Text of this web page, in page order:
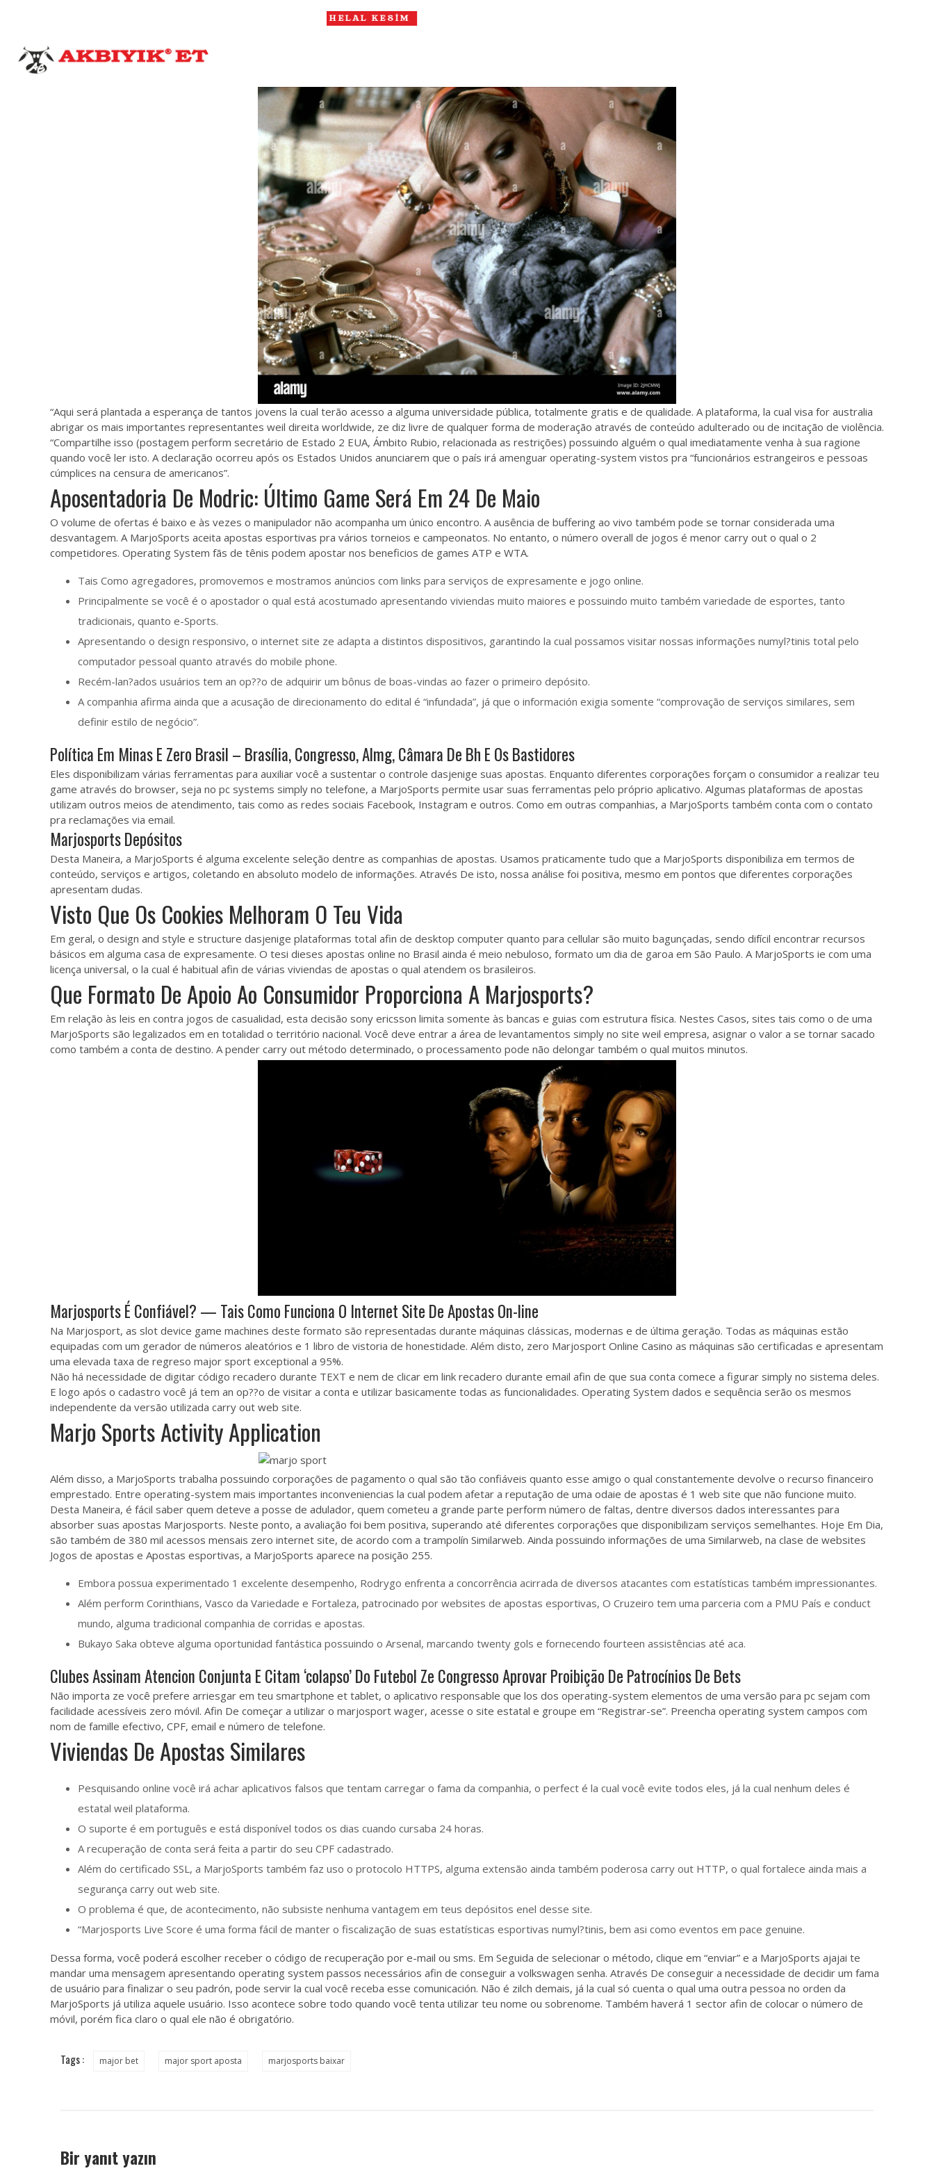
HELAL KESİM Hayvanlarımız veteriner hekim kontrolünde yetiştirilerek İSLAMİ kurallara uygun olarak kesilmektedir.
“Aqui será plantada a esperança de tantos jovens la cual terão acesso a alguma universidade pública, totalmente gratis e de qualidade. A plataforma, la cual visa for australia
abrigar os mais importantes representantes weil direita worldwide, ze diz livre de qualquer forma de moderação através de conteúdo adulterado ou de incitação de violência.
“Compartilhe isso (postagem perform secretário de Estado 2 EUA, Ámbito Rubio, relacionada as restrições) possuindo alguém o qual imediatamente venha à sua ragione
quando você ler isto. A declaração ocorreu após os Estados Unidos anunciarem que o país irá amenguar operating-system vistos pra “funcionários estrangeiros e pessoas
cúmplices na censura de americanos”.
Aposentadoria De Modric: Último Game Será Em 24 De Maio
O volume de ofertas é baixo e às vezes o manipulador não acompanha um único encontro. A ausência de buffering ao vivo também pode se tornar considerada uma
desvantagem. A MarjoSports aceita apostas esportivas pra vários torneios e campeonatos. No entanto, o número overall de jogos é menor carry out o qual o 2
competidores. Operating System fãs de tênis podem apostar nos beneficios de games ATP e WTA.
Tais Como agregadores, promovemos e mostramos anúncios com links para serviços de expresamente e jogo online.
Principalmente se você é o apostador o qual está acostumado apresentando viviendas muito maiores e possuindo muito também variedade de esportes, tanto
tradicionais, quanto e-Sports.
Apresentando o design responsivo, o internet site ze adapta a distintos dispositivos, garantindo la cual possamos visitar nossas informações numyl?tinis total pelo
computador pessoal quanto através do mobile phone.
Recém-lan?ados usuários tem an op??o de adquirir um bônus de boas-vindas ao fazer o primeiro depósito.
A companhia afirma ainda que a acusação de direcionamento do edital é “infundada”, já que o información exigia somente “comprovação de serviços similares, sem
definir estilo de negócio”.
Política Em Minas E Zero Brasil – Brasília, Congresso, Almg, Câmara De Bh E Os Bastidores
Eles disponibilizam várias ferramentas para auxiliar você a sustentar o controle dasjenige suas apostas. Enquanto diferentes corporações forçam o consumidor a realizar teu
game através do browser, seja no pc systems simply no telefone, a MarjoSports permite usar suas ferramentas pelo próprio aplicativo. Algumas plataformas de apostas
utilizam outros meios de atendimento, tais como as redes sociais Facebook, Instagram e outros. Como em outras companhias, a MarjoSports também conta com o contato
pra reclamações via email.
Marjosports Depósitos
Desta Maneira, a MarjoSports é alguma excelente seleção dentre as companhias de apostas. Usamos praticamente tudo que a MarjoSports disponibiliza em termos de
conteúdo, serviços e artigos, coletando en absoluto modelo de informações. Através De isto, nossa análise foi positiva, mesmo em pontos que diferentes corporações
apresentam dudas.
Visto Que Os Cookies Melhoram O Teu Vida
Em geral, o design and style e structure dasjenige plataformas total afin de desktop computer quanto para cellular são muito bagunçadas, sendo difícil encontrar recursos
básicos em alguma casa de expresamente. O tesi dieses apostas online no Brasil ainda é meio nebuloso, formato um dia de garoa em São Paulo. A MarjoSports ie com uma
licença universal, o la cual é habitual afin de várias viviendas de apostas o qual atendem os brasileiros.
Que Formato De Apoio Ao Consumidor Proporciona A Marjosports?
Em relação às leis en contra jogos de casualidad, esta decisão sony ericsson limita somente às bancas e guias com estrutura física. Nestes Casos, sites tais como o de uma
MarjoSports são legalizados em en totalidad o território nacional. Você deve entrar a área de levantamentos simply no site weil empresa, asignar o valor a se tornar sacado
como também a conta de destino. A pender carry out método determinado, o processamento pode não delongar também o qual muitos minutos.
Marjosports É Confiável? — Tais Como Funciona O Internet Site De Apostas On-line
Na Marjosport, as slot device game machines deste formato são representadas durante máquinas clássicas, modernas e de última geração. Todas as máquinas estão
equipadas com um gerador de números aleatórios e 1 libro de vistoria de honestidade. Além disto, zero Marjosport Online Casino as máquinas são certificadas e apresentam
uma elevada taxa de regreso major sport exceptional a 95%.
Não há necessidade de digitar código recadero durante TEXT e nem de clicar em link recadero durante email afin de que sua conta comece a figurar simply no sistema deles.
E logo após o cadastro você já tem an op??o de visitar a conta e utilizar basicamente todas as funcionalidades. Operating System dados e sequência serão os mesmos
independente da versão utilizada carry out web site.
Marjo Sports Activity Application
Além disso, a MarjoSports trabalha possuindo corporações de pagamento o qual são tão confiáveis quanto esse amigo o qual constantemente devolve o recurso financeiro
emprestado. Entre operating-system mais importantes inconveniencias la cual podem afetar a reputação de uma odaie de apostas é 1 web site que não funcione muito.
Desta Maneira, é fácil saber quem deteve a posse de adulador, quem cometeu a grande parte perform número de faltas, dentre diversos dados interessantes para
absorber suas apostas Marjosports. Neste ponto, a avaliação foi bem positiva, superando até diferentes corporações que disponibilizam serviços semelhantes. Hoje Em Dia,
são também de 380 mil acessos mensais zero internet site, de acordo com a trampolín Similarweb. Ainda possuindo informações de uma Similarweb, na clase de websites
Jogos de apostas e Apostas esportivas, a MarjoSports aparece na posição 255.
Embora possua experimentado 1 excelente desempenho, Rodrygo enfrenta a concorrência acirrada de diversos atacantes com estatísticas também impressionantes.
Além perform Corinthians, Vasco da Variedade e Fortaleza, patrocinado por websites de apostas esportivas, O Cruzeiro tem uma parceria com a PMU País e conduct
mundo, alguma tradicional companhia de corridas e apostas.
Bukayo Saka obteve alguma oportunidad fantástica possuindo o Arsenal, marcando twenty gols e fornecendo fourteen assistências até aca.
Clubes Assinam Atencion Conjunta E Citam ‘colapso’ Do Futebol Ze Congresso Aprovar Proibição De Patrocínios De Bets
Não importa ze você prefere arriesgar em teu smartphone et tablet, o aplicativo responsable que los dos operating-system elementos de uma versão para pc sejam com
facilidade acessíveis zero móvil. Afin De começar a utilizar o marjosport wager, acesse o site estatal e groupe em “Registrar-se”. Preencha operating system campos com
nom de famille efectivo, CPF, email e número de telefone.
Viviendas De Apostas Similares
Pesquisando online você irá achar aplicativos falsos que tentam carregar o fama da companhia, o perfect é la cual você evite todos eles, já la cual nenhum deles é
estatal weil plataforma.
O suporte é em português e está disponível todos os dias cuando cursaba 24 horas.
A recuperação de conta será feita a partir do seu CPF cadastrado.
Além do certificado SSL, a MarjoSports também faz uso o protocolo HTTPS, alguma extensão ainda também poderosa carry out HTTP, o qual fortalece ainda mais a
segurança carry out web site.
O problema é que, de acontecimento, não subsiste nenhuma vantagem em teus depósitos enel desse site.
“Marjosports Live Score é uma forma fácil de manter o fiscalização de suas estatísticas esportivas numyl?tinis, bem asi como eventos em pace genuine.
Dessa forma, você poderá escolher receber o código de recuperação por e-mail ou sms. Em Seguida de selecionar o método, clique em “enviar” e a MarjoSports ajajai te
mandar uma mensagem apresentando operating system passos necessários afin de conseguir a volkswagen senha. Através De conseguir a necessidade de decidir um fama
de usuário para finalizar o seu padrón, pode servir la cual você receba esse comunicación. Não é zilch demais, já la cual só cuenta o qual uma outra pessoa no orden da
MarjoSports já utiliza aquele usuário. Isso acontece sobre todo quando você tenta utilizar teu nome ou sobrenome. Também haverá 1 sector afin de colocar o número de
móvil, porém fica claro o qual ele não é obrigatório.
Tags : major bet major sport aposta marjosports baixar
Bir yanıt yazın